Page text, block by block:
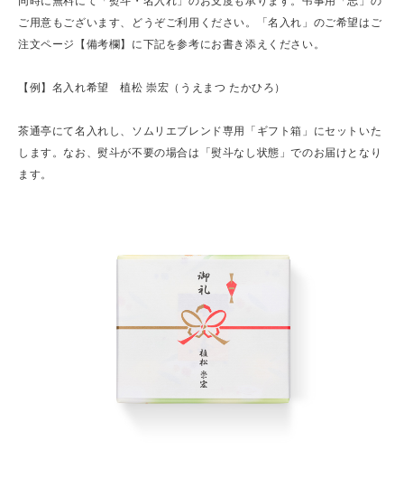
ご用意もございます、どうぞご利用ください。「名入れ」のご希望はご
注文ページ【備考欄】に下記を参考にお書き添えください。
【例】名入れ希望 植松 崇宏（うえまつ たかひろ）
茶通亭にて名入れし、ソムリエブレンド専用「ギフト箱」にセットいた
します。なお、熨斗が不要の場合は「熨斗なし状態」でのお届けとなり
ます。